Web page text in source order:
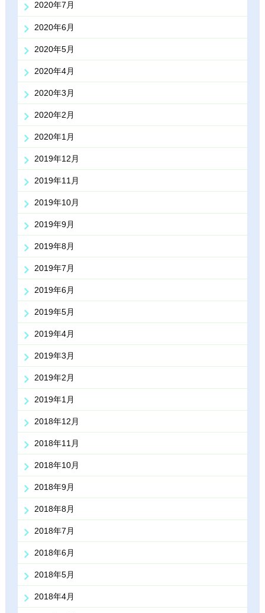
2020年7月
2020年6月
2020年5月
2020年4月
2020年3月
2020年2月
2020年1月
2019年12月
2019年11月
2019年10月
2019年9月
2019年8月
2019年7月
2019年6月
2019年5月
2019年4月
2019年3月
2019年2月
2019年1月
2018年12月
2018年11月
2018年10月
2018年9月
2018年8月
2018年7月
2018年6月
2018年5月
2018年4月